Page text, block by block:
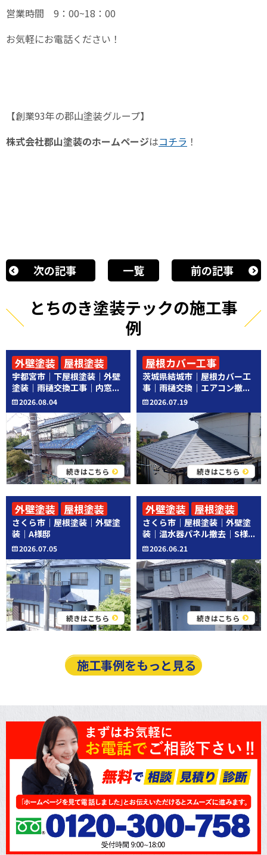
営業時間 9 ： 00~18 ： 00
お気軽にお電話ください！
【創業93年の郡山塗装グループ】
株式会社郡山塗装のホームページはコチラ ！
次の記事 一覧 前の記事
とちのき塗装テックの施工事
例
宇都宮市｜下屋根塗装｜外壁
塗装｜雨樋交換工事｜内窓...
2026.08.04
続きはこちら
外壁塗装
屋根塗装
その他工事
茨城県結城市｜屋根カバー工
事｜雨樋交換｜エアコン撤...
2026.07.19
続きはこちら
屋根カバー工事
その他工事
さくら市｜屋根塗装｜外壁塗
装｜A様邸
2026.07.05
続きはこちら
外壁塗装 屋根塗装
さくら市｜屋根塗装｜外壁塗
装｜温水器パネル撤去｜S様...
2026.06.21
続きはこちら
外壁塗装
屋根塗装
その他工事
施工事例をもっと見る